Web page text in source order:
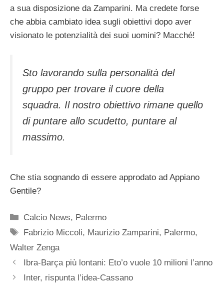
a sua disposizione da Zamparini. Ma credete forse
che abbia cambiato idea sugli obiettivi dopo aver
visionato le potenzialità dei suoi uomini? Macché!
Sto lavorando sulla personalità del
gruppo per trovare il cuore della
squadra. Il nostro obiettivo rimane quello
di puntare allo scudetto, puntare al
massimo.
Che stia sognando di essere approdato ad Appiano
Gentile?
Categorie
Calcio News, Palermo
Tag
Fabrizio Miccoli, Maurizio Zamparini, Palermo,
Walter Zenga
Ibra-Barça più lontani: Eto’o vuole 10 milioni l’anno
Inter, rispunta l’idea-Cassano